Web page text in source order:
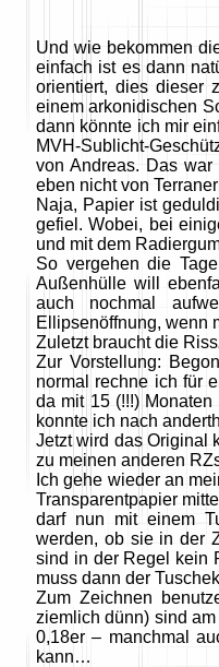
Und wie bekommen
einfach ist es dann
orientiert, dies dieser
einem arkonidischen
dann könnte ich mir
MVH-Sublicht-
von Andreas. Das
eben nicht von
Naja, Papier ist
gefiel. Wobei, bei
und mit dem
So vergehen die
Außenhülle will
auch nochmal
Ellipsenöffnung, wenn
Zuletzt braucht die
Zur Vorstellung:
normal rechne ich für
da mit 15 (!!!)
konnte ich nach
Jetzt wird das Original
zu meinen anderen
Ich gehe wieder an
Transparentpapier
darf nun mit einem
werden, ob sie in der
sind in der Regel kein
muss dann der
Zum Zeichnen
ziemlich dünn) sind
0,18er – manchmal
kann…